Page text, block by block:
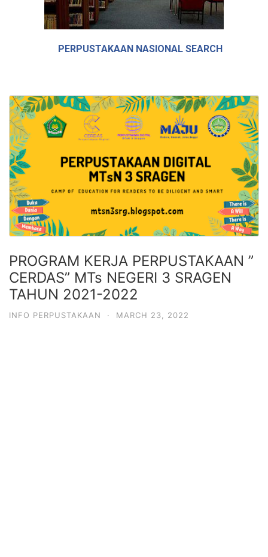
PERPUSTAKAAN NASIONAL SEARCH
PROGRAM KERJA PERPUSTAKAAN ”
CERDAS” MTs NEGERI 3 SRAGEN
TAHUN 2021-2022
INFO PERPUSTAKAAN · MARCH 23, 2022